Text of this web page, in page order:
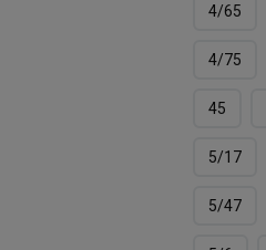
4/65
4/75
45
5/17
5/47